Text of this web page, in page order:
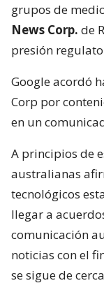
grupos de
News Corp. de
presión
Google acordó
Corp por
en un
A principios de
australianas
tecnológicos
llegar a
comunicación
noticias con el
se sigue de